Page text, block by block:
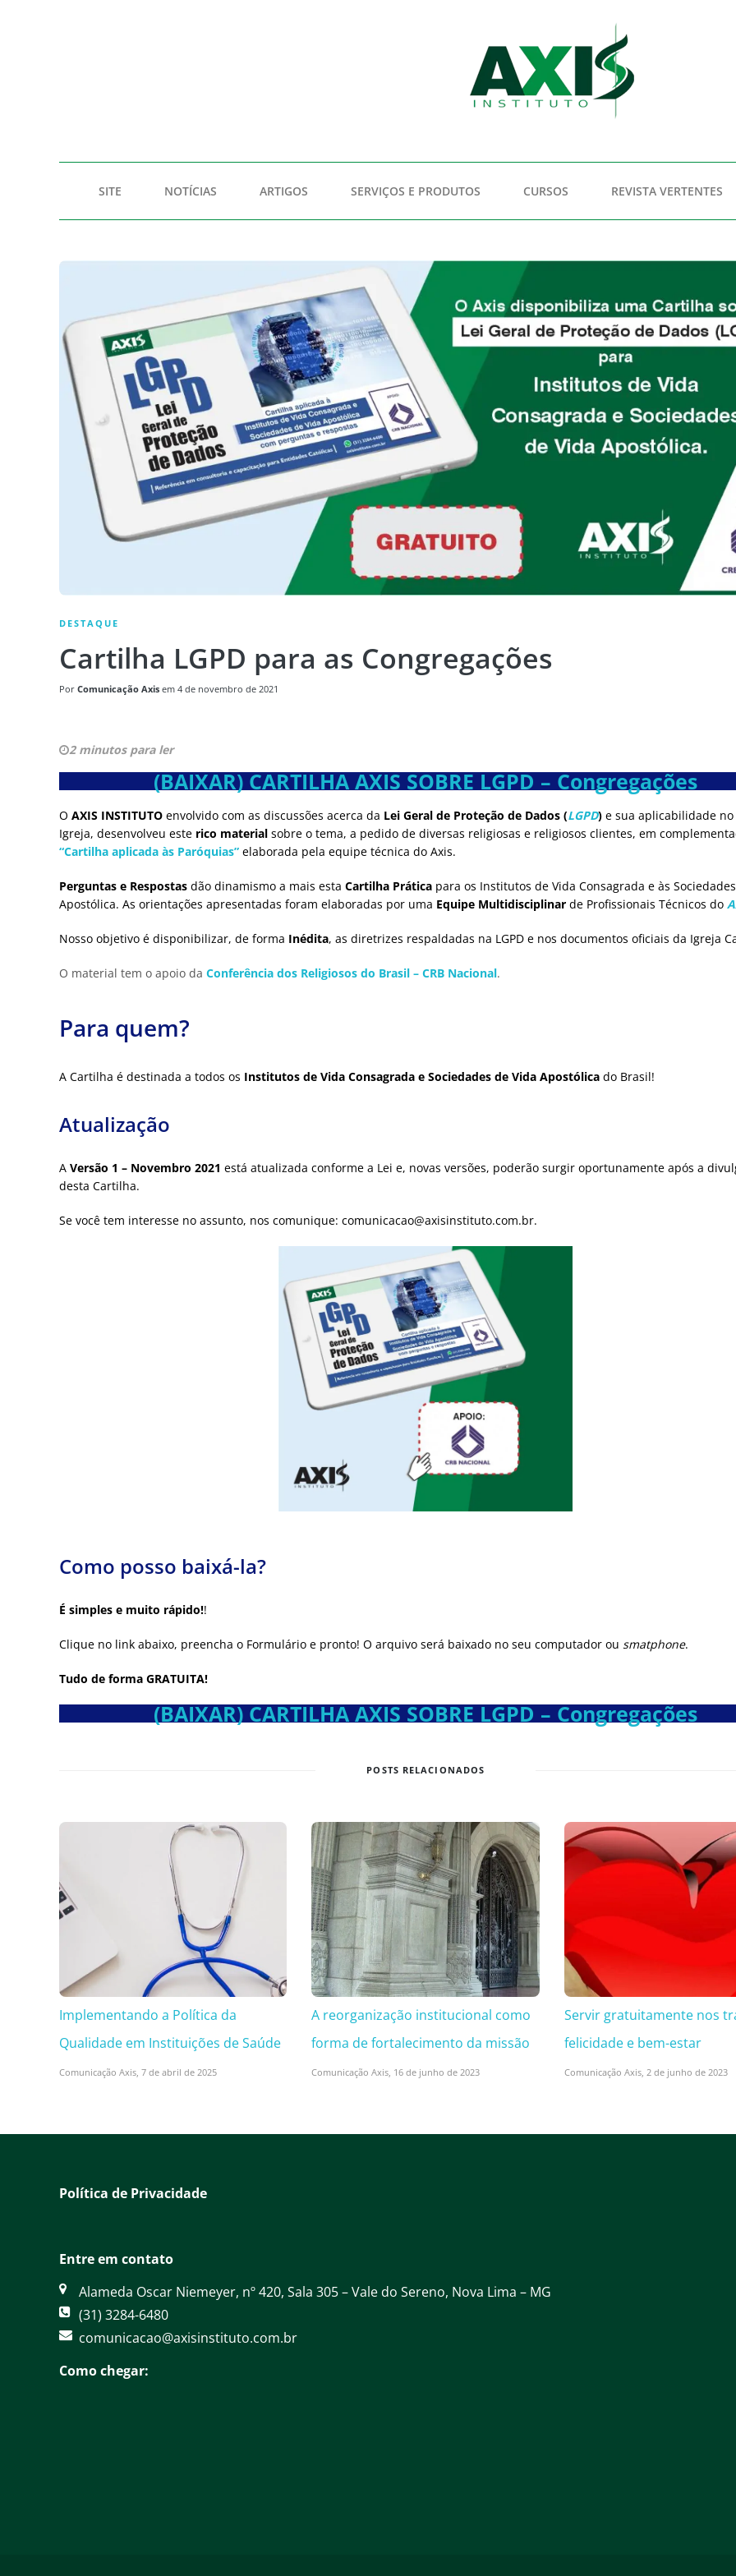
SITE NOTÍCIAS ARTIGOS SERVIÇOS E PRODUTOS CURSOS REVISTA VERTENTES
DESTAQUE
Cartilha LGPD para as Congregações
Por Comunicação Axis em 4 de novembro de 2021
2 minutos para ler
(BAIXAR)CARTILHA AXIS SOBRE LGPD– Congregações
O AXIS INSTITUTO envolvido com as discussões acerca da Lei Geral de Proteção de Dados (LGPD) e sua aplicabilidade no
Igreja, desenvolveu este rico material sobre o tema, a pedido de diversas religiosas e religiosos clientes, em
“Cartilha aplicada às Paróquias” elaborada pela equipe técnica do Axis.
Perguntas e Respostas dão dinamismo a mais esta Cartilha Prática para os Institutos de Vida Consagrada e às
Apostólica. As orientações apresentadas foram elaboradas por uma Equipe Multidisciplinar de Profissionais Técnicos do
Nosso objetivo é disponibilizar, de forma Inédita, as diretrizes respaldadas na LGPD e nos documentos oficiais da Igreja
O material tem o apoio da Conferência dos Religiosos do Brasil – CRB Nacional.
Para quem?
A Cartilha é destinada a todos os Institutos de Vida Consagrada e Sociedades de Vida Apostólica do Brasil!
Atualização
A Versão 1 – Novembro 2021 está atualizada conforme a Lei e, novas versões, poderão surgir oportunamente após a
desta Cartilha.
Se você tem interesse no assunto, nos comunique: comunicacao@axisinstituto.com.br.
Como posso baixá-la?
É simples e muito rápido!!
Clique no link abaixo, preencha o Formulário e pronto! O arquivo será baixado no seu computador ou smatphone.
Tudo de forma GRATUITA!
(BAIXAR)CARTILHA AXIS SOBRE LGPD– Congregações
POSTS RELACIONADOS
Implementando a Política da
Qualidade em Instituições de Saúde
Comunicação Axis, 7 de abril de 2025
A reorganização institucional como
forma de fortalecimento da missão
Comunicação Axis, 16 de junho de 2023
Servir gratuitamente nos
felicidade e bem-estar
Comunicação Axis, 2 de junho de 2023
Política de Privacidade
Entre em contato
Alameda Oscar Niemeyer, nº 420, Sala 305 – Vale do Sereno, Nova Lima – MG
(31) 3284-6480
comunicacao@axisinstituto.com.br
Como chegar: